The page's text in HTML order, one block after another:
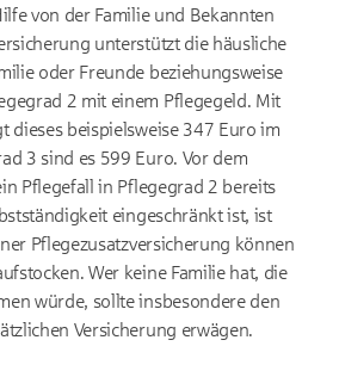
von der Familie und Bekannten
unterstützt die häusliche
oder Freunde beziehungsweise
2 mit einem Pflegegeld. Mit
dieses beispielsweise 347 Euro im
3 sind es 599 Euro. Vor dem
Pflegefall in Pflegegrad 2 bereits
eingeschränkt ist, ist
Pflegezusatzversicherung können
Wer keine Familie hat, die
würde, sollte insbesondere den
Versicherung erwägen.